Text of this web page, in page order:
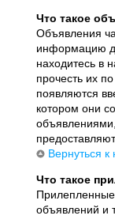
Что такое
Объявления
информацию
находитесь в
прочесть их
появляются
котором они
Вернуться к
Что такое
объявлений и